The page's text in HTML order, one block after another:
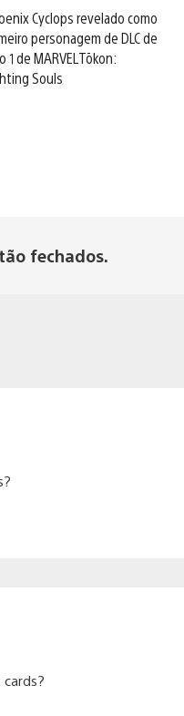
Cyclops revelado como
personagem de DLC de
1 de MARVEL Tōkon:
Souls
fechados.